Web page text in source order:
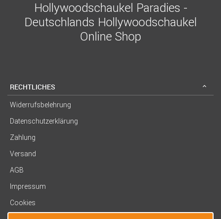
Hollywoodschaukel Paradies -
Deutschlands Hollywoodschaukel
Online Shop
RECHTLICHES
Widerrufsbelehrung
Datenschutzerklärung
Zahlung
Versand
AGB
Impressum
Cookies